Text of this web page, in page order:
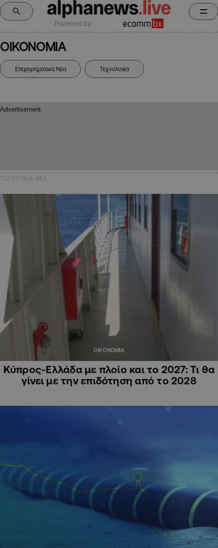
Powered by:
ΟΙΚΟΝΟΜΙΑ
Επιχειρηματικά Νέα Τεχνολογία
ΟΙΚΟΝΟΜΙΑ
Κύπρος-Ελλάδα με πλοίο και το 2027: Τι θα
γίνει με την επιδότηση από το 2028